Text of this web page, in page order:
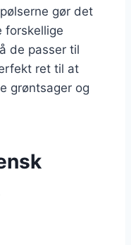
gør det
forskellige
de passer til
ret til at
grøntsager og